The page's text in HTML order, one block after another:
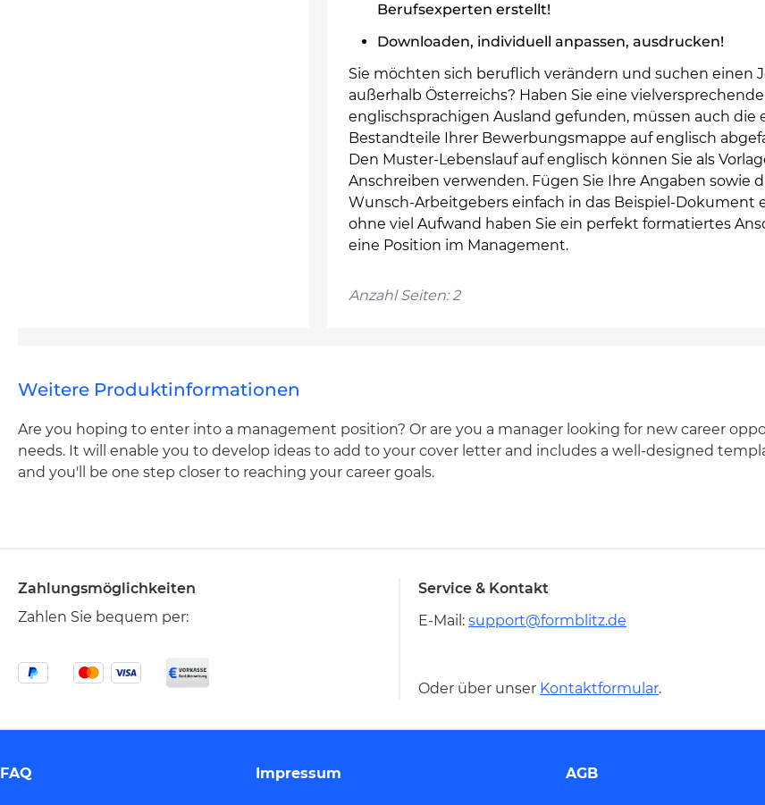
Berufsexperten erstellt!
Downloaden, individuell anpassen, ausdrucken!
Sie möchten sich beruflich verändern und suchen einen
außerhalb Österreichs? Haben Sie eine
englischsprachigen Ausland gefunden, müssen auch die
Bestandteile Ihrer Bewerbungsmappe auf englisch
Den Muster-Lebenslauf auf englisch können Sie als
Anschreiben verwenden. Fügen Sie Ihre Angaben sowie
Wunsch-Arbeitgebers einfach in das Beispiel-Dokument
ohne viel Aufwand haben Sie ein perfekt formatiertes
eine Position im Management.
Anzahl Seiten: 2
Weitere Produktinformationen
Are you hoping to enter into a management position? Or are you a manager looking for new career
needs. It will enable you to develop ideas to add to your cover letter and includes a well-designed
and you'll be one step closer to reaching your career goals.
Zahlungsmöglichkeiten
Zahlen Sie bequem per:
Service & Kontakt
E-Mail: support@formblitz.de
Oder über unser Kontaktformular.
FAQ Impressum AGB